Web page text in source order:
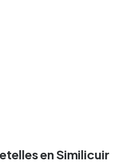
en Similicuir